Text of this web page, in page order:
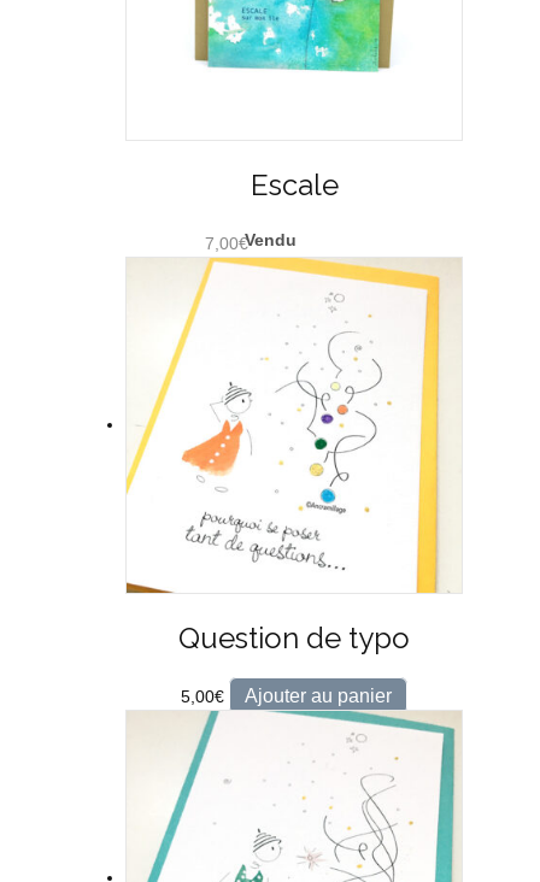
Escale
7,00€
Question de typo
5,00€ Ajouter au panier